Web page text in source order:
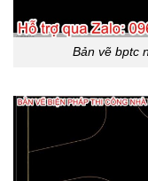
Bản vẽ bptc